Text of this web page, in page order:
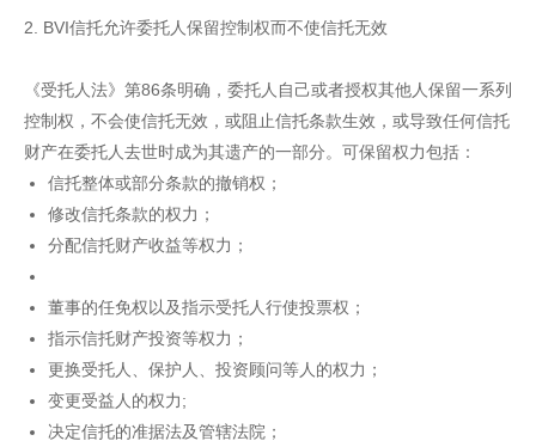
2. BVI信托允许委托人保留控制权而不使信托无效
《受托人法》第86条明确，委托人自己或者授权其他人保留一系列
控制权，不会使信托无效，或阻止信托条款生效，或导致任何信托
财产在委托人去世时成为其遗产的一部分。可保留权力包括：
信托整体或部分条款的撤销权；
修改信托条款的权力；
分配信托财产收益等权力；
董事的任免权以及指示受托人行使投票权；
指示信托财产投资等权力；
更换受托人、保护人、投资顾问等人的权力；
变更受益人的权力;
决定信托的准据法及管辖法院；